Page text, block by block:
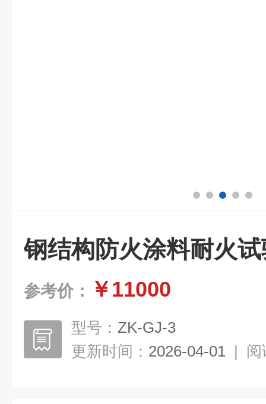
钢结构防火涂料耐火
参考价： ￥11000
型号： ZK-GJ-3
更新时间： 2026-04-01 | 阅